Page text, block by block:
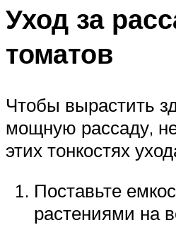
Уход за
томатов
Чтобы вырастить
мощную рассаду,
этих тонкостях
Поставьте
растениями на